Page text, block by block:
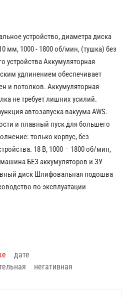
устройство, диаметра диска
мм, 1000 - 1800 об/мин, (тушка) без
устройства Аккумуляторная
удлинением обеспечивает
и потолков. Аккумуляторная
не требует лишних усилий.
автозапуска вакуума AWS.
и плавный пуск для большего
только корпус, без
18 В, 1000 – 1800 об/мин,
БЕЗ аккумуляторов и ЗУ
диск Шлифовальная подошва
по эксплуатации
дате
негативная